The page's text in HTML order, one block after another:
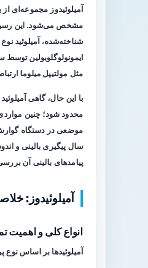
آمیلوئیدوز مجموعه‌ای
مشخص می‌شود. این
ایمونولوگلوبولین
مثل مولتیپل میلوما
محدود شود؛ چنین
موضعی در دستگاه
سال پیگیری بالینی و
پیامدهای بالینی آن
آمیلوئیدوز:
انواع کلی و اهمیت
آمیلوئیدها بر اساس نوع